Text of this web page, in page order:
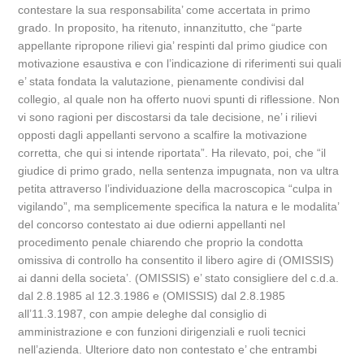
contestare la sua responsabilita’ come accertata in primo
grado. In proposito, ha ritenuto, innanzitutto, che “parte
appellante ripropone rilievi gia’ respinti dal primo giudice con
motivazione esaustiva e con l’indicazione di riferimenti sui quali
e’ stata fondata la valutazione, pienamente condivisi dal
collegio, al quale non ha offerto nuovi spunti di riflessione. Non
vi sono ragioni per discostarsi da tale decisione, ne’ i rilievi
opposti dagli appellanti servono a scalfire la motivazione
corretta, che qui si intende riportata”. Ha rilevato, poi, che “il
giudice di primo grado, nella sentenza impugnata, non va ultra
petita attraverso l’individuazione della macroscopica “culpa in
vigilando”, ma semplicemente specifica la natura e le modalita’
del concorso contestato ai due odierni appellanti nel
procedimento penale chiarendo che proprio la condotta
omissiva di controllo ha consentito il libero agire di (OMISSIS)
ai danni della societa’. (OMISSIS) e’ stato consigliere del c.d.a.
dal 2.8.1985 al 12.3.1986 e (OMISSIS) dal 2.8.1985
all’11.3.1987, con ampie deleghe dal consiglio di
amministrazione e con funzioni dirigenziali e ruoli tecnici
nell’azienda. Ulteriore dato non contestato e’ che entrambi